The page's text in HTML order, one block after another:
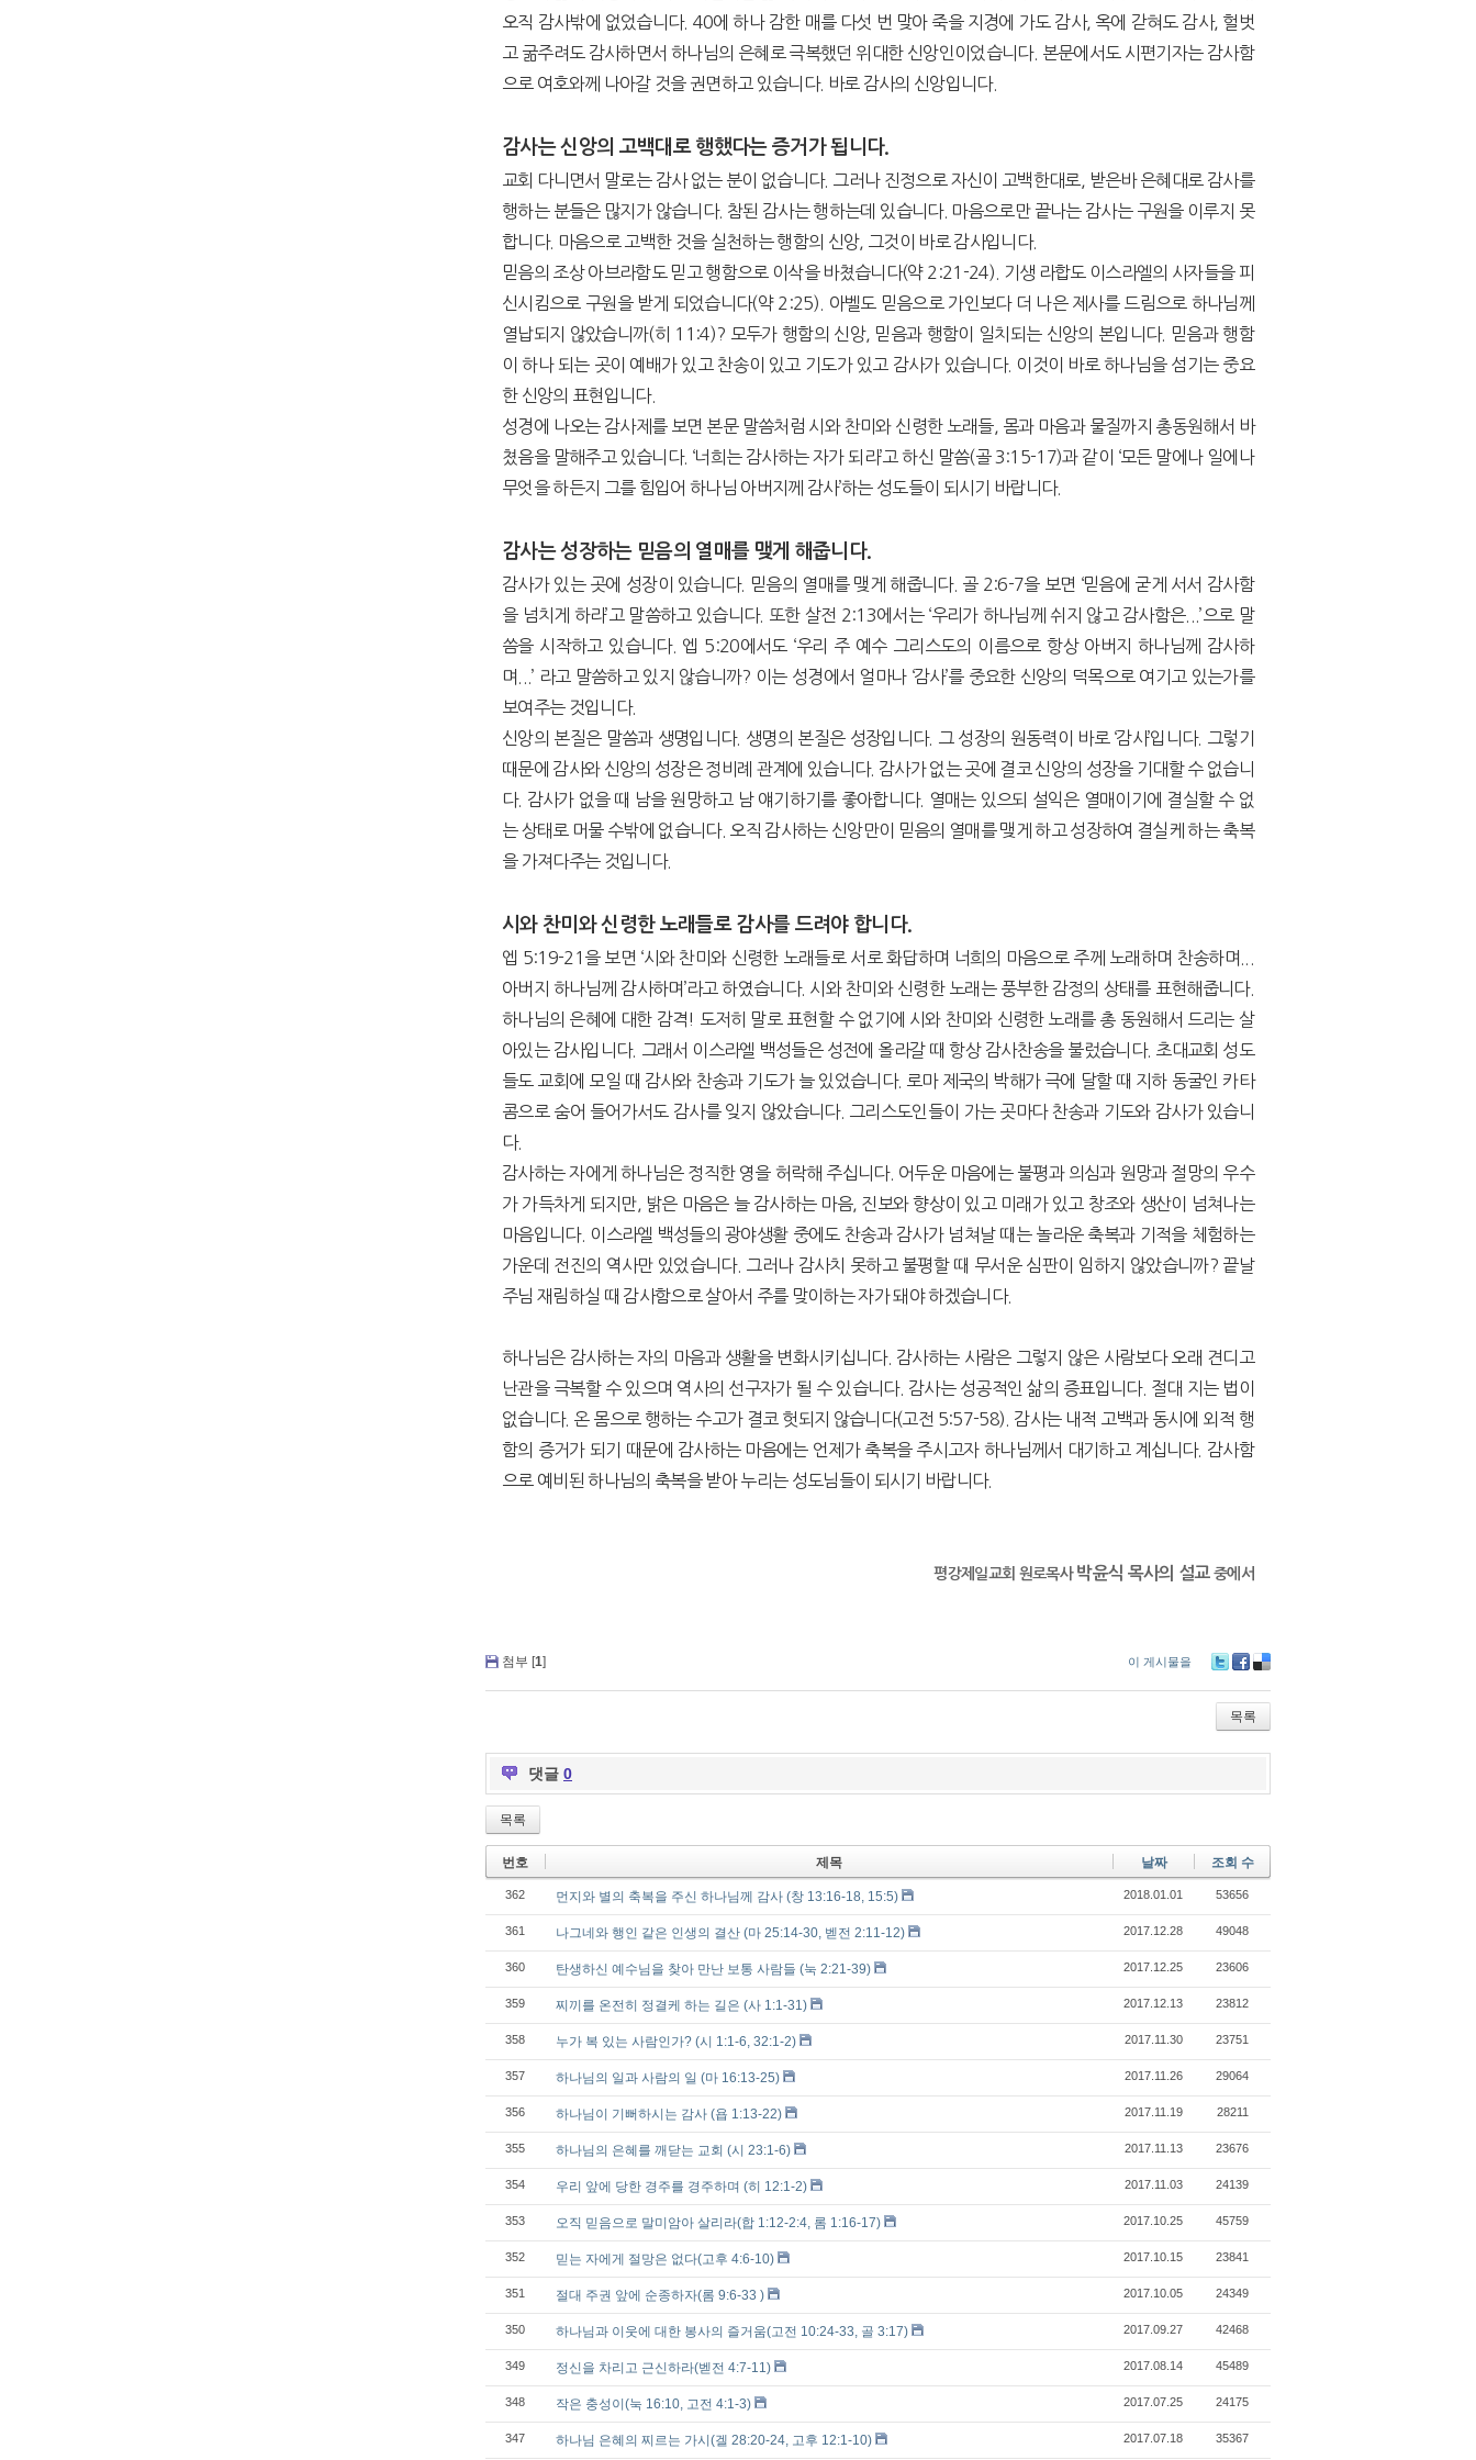
오직 감사밖에 없었습니다. 40에 하나 감한 매를 다섯 번 맞아 죽을 지경에 가도 감사, 옥에 갇혀도 감사, 헐벗
고 굶주려도 감사하면서 하나님의 은혜로 극복했던 위대한 신앙인이었습니다. 본문에서도 시편기자는 감사함
으로 여호와께 나아갈 것을 권면하고 있습니다. 바로 감사의 신앙입니다.
감사는 신앙의 고백대로 행했다는 증거가 됩니다.
교회 다니면서 말로는 감사 없는 분이 없습니다. 그러나 진정으로 자신이 고백한대로, 받은바 은혜대로 감사를
행하는 분들은 많지가 않습니다. 참된 감사는 행하는데 있습니다. 마음으로만 끝나는 감사는 구원을 이루지 못
합니다. 마음으로 고백한 것을 실천하는 행함의 신앙, 그것이 바로 감사입니다.
믿음의 조상 아브라함도 믿고 행함으로 이삭을 바쳤습니다(약 2:21-24). 기생 라합도 이스라엘의 사자들을 피
신시킴으로 구원을 받게 되었습니다(약 2:25). 아벨도 믿음으로 가인보다 더 나은 제사를 드림으로 하나님께
열납되지 않았습니까(히 11:4)? 모두가 행함의 신앙, 믿음과 행함이 일치되는 신앙의 본입니다. 믿음과 행함
이 하나 되는 곳이 예배가 있고 찬송이 있고 기도가 있고 감사가 있습니다. 이것이 바로 하나님을 섬기는 중요
한 신앙의 표현입니다.
성경에 나오는 감사제를 보면 본문 말씀처럼 시와 찬미와 신령한 노래들, 몸과 마음과 물질까지 총동원해서 바
쳤음을 말해주고 있습니다. ‘너희는 감사하는 자가 되라’고 하신 말씀(골 3:15-17)과 같이 ‘모든 말에나 일에나
무엇을 하든지 그를 힘입어 하나님 아버지께 감사’하는 성도들이 되시기 바랍니다.
감사는 성장하는 믿음의 열매를 맺게 해줍니다.
감사가 있는 곳에 성장이 있습니다. 믿음의 열매를 맺게 해줍니다. 골 2:6-7을 보면 ‘믿음에 굳게 서서 감사함
을 넘치게 하라’고 말씀하고 있습니다. 또한 살전 2:13에서는 ‘우리가 하나님께 쉬지 않고 감사함은...’으로 말
씀을 시작하고 있습니다. 엡 5:20에서도 ‘우리 주 예수 그리스도의 이름으로 항상 아버지 하나님께 감사하
며...’ 라고 말씀하고 있지 않습니까? 이는 성경에서 얼마나 ‘감사’를 중요한 신앙의 덕목으로 여기고 있는가를
보여주는 것입니다.
신앙의 본질은 말씀과 생명입니다. 생명의 본질은 성장입니다. 그 성장의 원동력이 바로 ‘감사’입니다. 그렇기
때문에 감사와 신앙의 성장은 정비례 관계에 있습니다. 감사가 없는 곳에 결코 신앙의 성장을 기대할 수 없습니
다. 감사가 없을 때 남을 원망하고 남 얘기하기를 좋아합니다. 열매는 있으되 설익은 열매이기에 결실할 수 없
는 상태로 머물 수밖에 없습니다. 오직 감사하는 신앙만이 믿음의 열매를 맺게 하고 성장하여 결실케 하는 축복
을 가져다주는 것입니다.
시와 찬미와 신령한 노래들로 감사를 드려야 합니다.
엡 5:19-21을 보면 ‘시와 찬미와 신령한 노래들로 서로 화답하며 너희의 마음으로 주께 노래하며 찬송하며...
아버지 하나님께 감사하며’라고 하였습니다. 시와 찬미와 신령한 노래는 풍부한 감정의 상태를 표현해줍니다.
하나님의 은혜에 대한 감격! 도저히 말로 표현할 수 없기에 시와 찬미와 신령한 노래를 총 동원해서 드리는 살
아있는 감사입니다. 그래서 이스라엘 백성들은 성전에 올라갈 때 항상 감사찬송을 불렀습니다. 초대교회 성도
들도 교회에 모일 때 감사와 찬송과 기도가 늘 있었습니다. 로마 제국의 박해가 극에 달할 때 지하 동굴인 카타
콤으로 숨어 들어가서도 감사를 잊지 않았습니다. 그리스도인들이 가는 곳마다 찬송과 기도와 감사가 있습니
다.
감사하는 자에게 하나님은 정직한 영을 허락해 주십니다. 어두운 마음에는 불평과 의심과 원망과 절망의 우수
가 가득차게 되지만, 밝은 마음은 늘 감사하는 마음, 진보와 향상이 있고 미래가 있고 창조와 생산이 넘쳐나는
마음입니다. 이스라엘 백성들의 광야생활 중에도 찬송과 감사가 넘쳐날 때는 놀라운 축복과 기적을 체험하는
가운데 전진의 역사만 있었습니다. 그러나 감사치 못하고 불평할 때 무서운 심판이 임하지 않았습니까? 끝날
주님 재림하실 때 감사함으로 살아서 주를 맞이하는 자가 돼야 하겠습니다.
하나님은 감사하는 자의 마음과 생활을 변화시키십니다. 감사하는 사람은 그렇지 않은 사람보다 오래 견디고
난관을 극복할 수 있으며 역사의 선구자가 될 수 있습니다. 감사는 성공적인 삶의 증표입니다. 절대 지는 법이
없습니다. 온 몸으로 행하는 수고가 결코 헛되지 않습니다(고전 5:57-58). 감사는 내적 고백과 동시에 외적 행
함의 증거가 되기 때문에 감사하는 마음에는 언제가 축복을 주시고자 하나님께서 대기하고 계십니다. 감사함
으로 예비된 하나님의 축복을 받아 누리는 성도님들이 되시기 바랍니다.
평강제일교회 원로목사박윤식 목사의 설교 중에서
첨부 [1] 이 게시물을
bo
ok
ou
s
목록
댓글 0
목록
번호 제목 날짜 조회 수
362 먼지와 별의 축복을 주신 하나님께 감사 (창 13:16-18, 15:5) 2018.01.01 53656
361 나그네와 행인 같은 인생의 결산 (마 25:14-30, 벧전 2:11-12) 2017.12.28 49048
360 탄생하신 예수님을 찾아 만난 보통 사람들 (눅 2:21-39) 2017.12.25 23606
359 찌끼를 온전히 정결케 하는 길은 (사 1:1-31) 2017.12.13 23812
358 누가 복 있는 사람인가? (시 1:1-6, 32:1-2) 2017.11.30 23751
357 하나님의 일과 사람의 일 (마 16:13-25) 2017.11.26 29064
356 하나님이 기뻐하시는 감사 (욥 1:13-22) 2017.11.19 28211
355 하나님의 은혜를 깨닫는 교회 (시 23:1-6) 2017.11.13 23676
354 우리 앞에 당한 경주를 경주하며 (히 12:1-2) 2017.11.03 24139
353 오직 믿음으로 말미암아 살리라(합 1:12-2:4, 롬 1:16-17) 2017.10.25 45759
352 믿는 자에게 절망은 없다(고후 4:6-10) 2017.10.15 23841
351 절대 주권 앞에 순종하자(롬 9:6-33 ) 2017.10.05 24349
350 하나님과 이웃에 대한 봉사의 즐거움(고전 10:24-33, 골 3:17) 2017.09.27 42468
349 정신을 차리고 근신하라(벧전 4:7-11) 2017.08.14 45489
348 작은 충성이(눅 16:10, 고전 4:1-3) 2017.07.25 24175
347 하나님 은혜의 찌르는 가시(겔 28:20-24, 고후 12:1-10) 2017.07.18 35367